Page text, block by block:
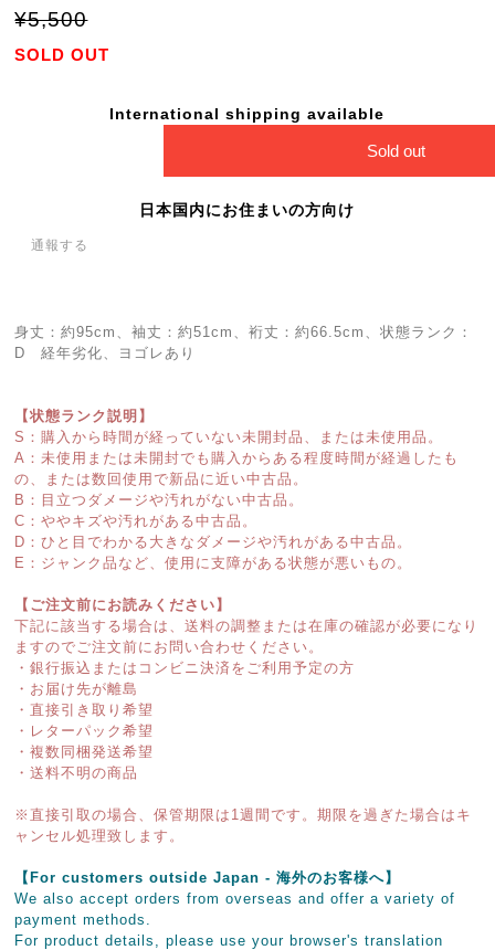
¥5,500
SOLD OUT
International shipping available
Sold out
日本国内にお住まいの方向け
通報する
身丈：約95cm、袖丈：約51cm、裄丈：約66.5cm、状態ランク：
D 経年劣化、ヨゴレあり
【状態ランク説明】
S：購入から時間が経っていない未開封品、または未使用品。
A：未使用または未開封でも購入からある程度時間が経過したも
の、または数回使用で新品に近い中古品。
B：目立つダメージや汚れがない中古品。
C：ややキズや汚れがある中古品。
D：ひと目でわかる大きなダメージや汚れがある中古品。
E：ジャンク品など、使用に支障がある状態が悪いもの。
【ご注文前にお読みください】
下記に該当する場合は、送料の調整または在庫の確認が必要になり
ますのでご注文前にお問い合わせください。
・銀行振込またはコンビニ決済をご利用予定の方
・お届け先が離島
・直接引き取り希望
・レターパック希望
・複数同梱発送希望
・送料不明の商品
※直接引取の場合、保管期限は1週間です。期限を過ぎた場合はキ
ャンセル処理致します。
【For customers outside Japan - 海外のお客様へ】
We also accept orders from overseas and offer a variety of
payment methods.
For product details, please use your browser's translation